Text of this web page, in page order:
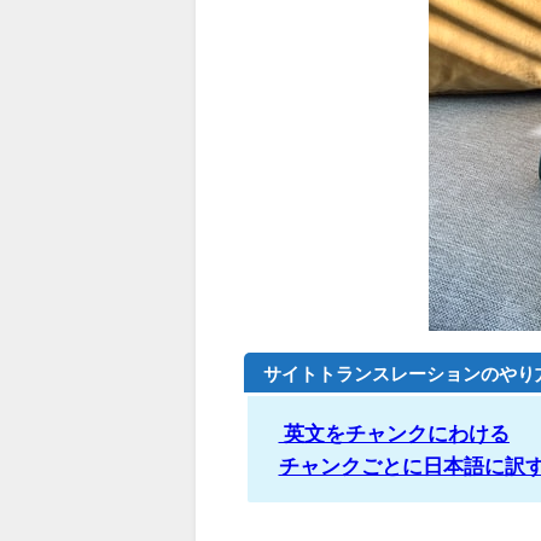
サイトトランスレーションのやり
英文をチャンクにわける
チャンクごとに日本語に訳